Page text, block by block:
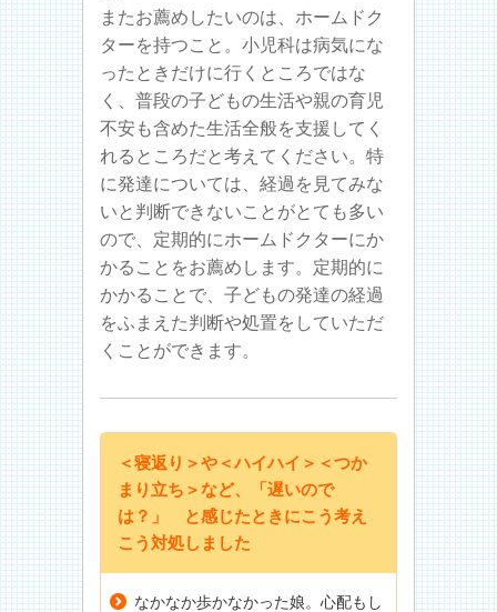
またお薦めしたいのは、ホームドク
ターを持つこと。小児科は病気にな
ったときだけに行くところではな
く、普段の子どもの生活や親の育児
不安も含めた生活全般を支援してく
れるところだと考えてください。特
に発達については、経過を見てみな
いと判断できないことがとても多い
ので、定期的にホームドクターにか
かることをお薦めします。定期的に
かかることで、子どもの発達の経過
をふまえた判断や処置をしていただ
くことができます。
＜寝返り＞や＜ハイハイ＞＜つか
まり立ち＞など、「遅いので
は？」 と感じたときにこう考え
こう対処しました
なかなか歩かなかった娘。心配もし